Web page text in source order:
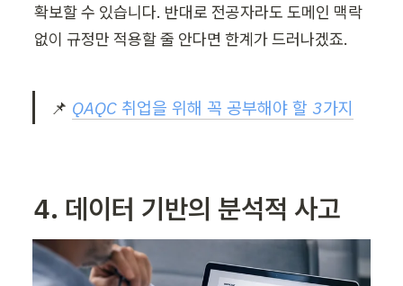
확보할 수 있습니다. 반대로 전공자라도 도메인 맥락
없이 규정만 적용할 줄 안다면 한계가 드러나겠죠.
📌 QAQC 취업을 위해 꼭 공부해야 할 3가지
4. 데이터 기반의 분석적 사고